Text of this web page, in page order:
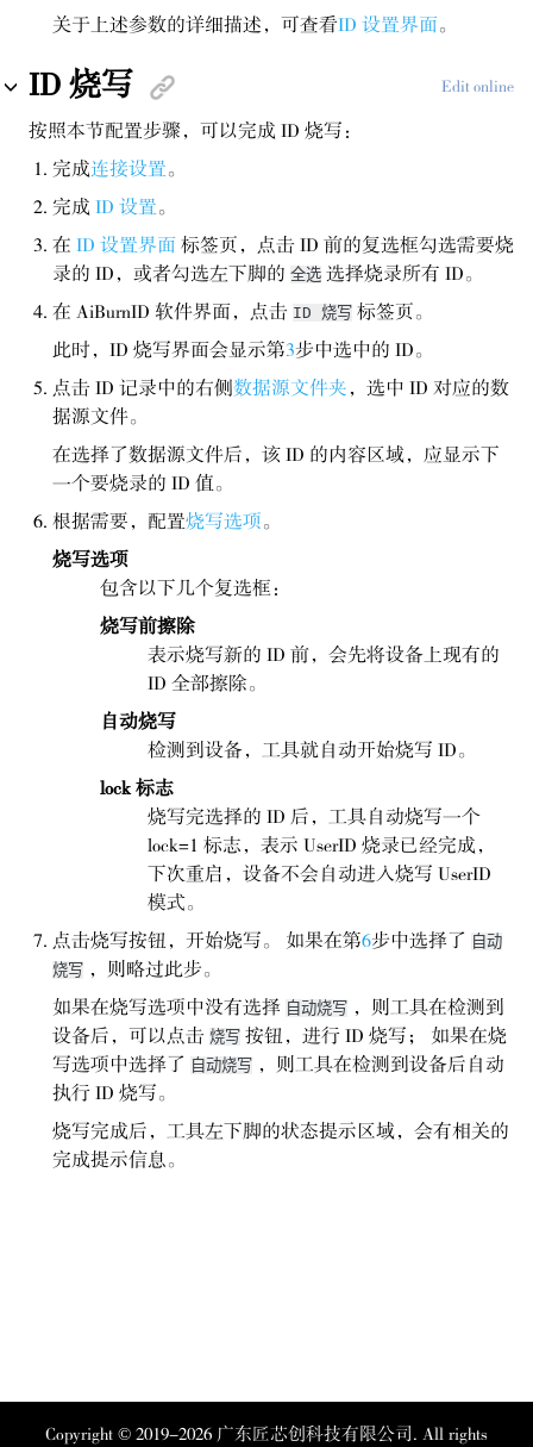
关于上述参数的详细描述，可查看ID 设置界面。
Edit online
ID 烧写
按照本节配置步骤，可以完成 ID 烧写：
完成连接设置。
完成 ID 设置。
在 ID 设置界面 标签页，点击 ID 前的复选框勾选需要烧
录的 ID，或者勾选左下脚的 全选 选择烧录所有 ID。
在 AiBurnID 软件界面，点击 ID 烧写 标签页。
此时，ID 烧写界面会显示第3步中选中的 ID。
点击 ID 记录中的右侧数据源文件夹 ，选中 ID 对应的数
据源文件。
在选择了数据源文件后，该 ID 的内容区域，应显示下
一个要烧录的 ID 值。
根据需要，配置烧写选项。
烧写选项
包含以下几个复选框：
烧写前擦除
表示烧写新的 ID 前，会先将设备上现有的
ID 全部擦除。
自动烧写
检测到设备，工具就自动开始烧写 ID。
lock 标志
烧写完选择的 ID 后，工具自动烧写一个
lock=1 标志，表示 UserID 烧录已经完成，
下次重启，设备不会自动进入烧写 UserID
模式。
点击烧写按钮，开始烧写。 如果在第6步中选择了 自动
烧写 ，则略过此步。
如果在烧写选项中没有选择 自动烧写 ，则工具在检测到
设备后，可以点击 烧写 按钮，进行 ID 烧写； 如果在烧
写选项中选择了 自动烧写 ，则工具在检测到设备后自动
执行 ID 烧写。
烧写完成后，工具左下脚的状态提示区域，会有相关的
完成提示信息。
Copyright © 2019-2026 广东匠芯创科技有限公司. All rights